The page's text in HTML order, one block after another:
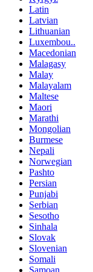
Latin
Latvian
Lithuanian
Luxembou..
Macedonian
Malagasy
Malay
Malayalam
Maltese
Maori
Marathi
Mongolian
Burmese
Nepali
Norwegian
Pashto
Persian
Punjabi
Serbian
Sesotho
Sinhala
Slovak
Slovenian
Somali